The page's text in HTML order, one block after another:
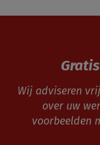
Wij adviseren
over uw
voorbeelden